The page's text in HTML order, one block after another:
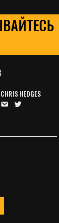
CHRIS HEDGES